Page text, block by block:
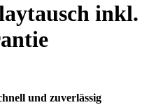
inkl.
und zuverlässig